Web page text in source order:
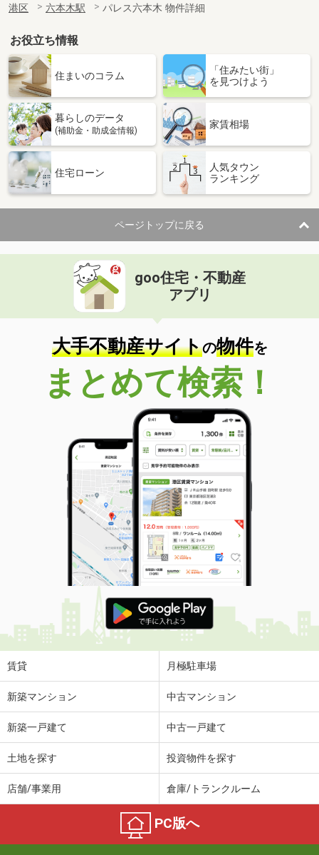
港区
六本木駅 パレス六本木 物件詳細
お役立ち情報
住まいのコラム
「住みたい街」
を見つけよう
暮らしのデータ
(補助金・助成金情報)
家賃相場
住宅ローン
人気タウン
ランキング
ページトップに戻る
goo住宅・不動産
アプリ
大手不動産サイトの物件を
まとめて検索！
賃貸 月極駐車場
新築マンション 中古マンション
新築一戸建て 中古一戸建て
土地を探す 投資物件を探す
店舗/事業用 倉庫/トランクルーム
PC版へ